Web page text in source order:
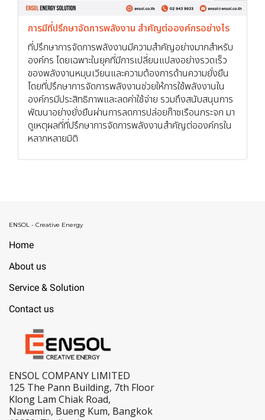
การมีที่ปรึกษาจัดการพลังงาน สำคัญต่อองค์กรอย่างไร
ที่ปรึกษาการจัดการพลังงานมีความสำคัญอย่างมากสำหรับ
องค์กร โดยเฉพาะในยุคที่มีการเปลี่ยนแปลงอย่างรวดเร็ว
ของพลังงานหมุนเวียนและความต้องการด้านความยั่งยืน
โดยที่ปรึกษาการจัดการพลังงานช่วยให้การใช้พลังงานใน
องค์กรมีประสิทธิภาพและลดค่าใช้จ่าย รวมถึงสนับสนุนการ
พัฒนาอย่างยั่งยืนผ่านการลดการปล่อยก๊าซเรือนกระจก มา
ดูเหตุผลที่ที่ปรึกษาการจัดการพลังงานสำคัญต่อองค์กรใน
หลากหลายมิติ
ENSOL - Creative Energy
Home
About us
Service & Solution
Contact us
ENSOL COMPANY LIMITED
125 The Pann Building, 7th Floor
Klong Lam Chiak Road,
Nawamin, Bueng Kum, Bangkok